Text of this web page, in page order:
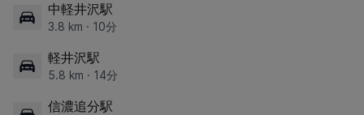
中軽井沢駅
3.8 km · 10分
軽井沢駅
5.8 km · 14分
信濃追分駅